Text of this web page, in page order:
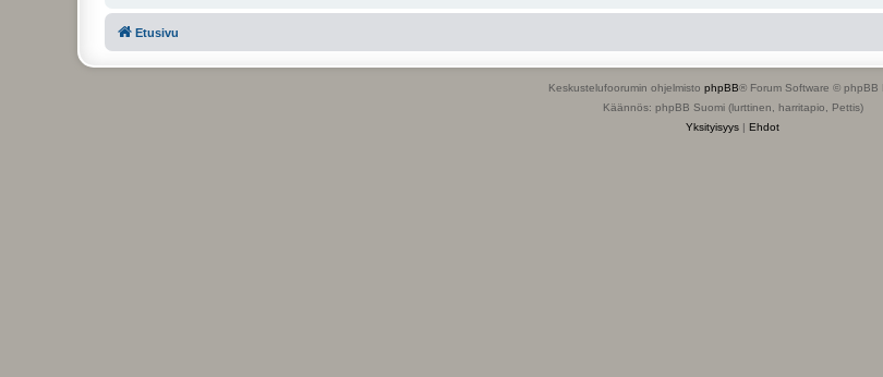
Etusivu
Keskustelufoorumin ohjelmisto phpBB® Forum Software © phpBB
Käännös: phpBB Suomi (lurttinen, harritapio, Pettis)
Yksityisyys | Ehdot